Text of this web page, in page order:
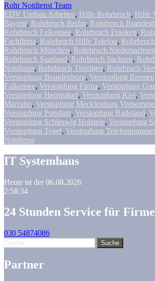
Rohr Notdienst Team
EDV Umbau Arbeiten, Hilfe Rohrbruch, Hilfe
Bayern, Rohrbruch Berlin, Rohrbruch
Rohrbruch Falkensee, Rohrbruch Franken,
Fachfirma, Rohrbruch Hilfe Telefon,
Rohrbruch München, Rohrbruch Niedersachsen
Rohrbruch Saarland, Rohrbruch Sachsen,
Notdienst, Rohrbruch Thürigen, Rohrbruch
Verstopfung Brandenburg, Verstopfung Bremen
Falkensee, Verstopfung Firma, Verstopfung
Verstopfung Hermsdorf, Verstopfung Kiel,
Marzahn, Verstopfung Mecklenburg
Verstopfung Potsdam, Verstopfung Radeland,
Verstopfung Schleswig Holstein, Verstopfung
Verstopfung Tegel, Verstopfung Telefonnummer
Notdienst
IT Systemhaus
Heute ist der 06.08.2026
2:58:35
24 Stunden Service für
030 54874086
Partner